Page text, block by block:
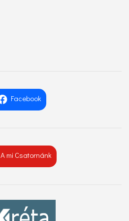
Facebook
A mi Csatornánk